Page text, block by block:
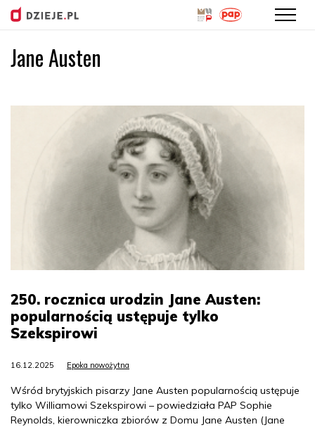
Jane Austen
250. rocznica urodzin Jane Austen:
popularnością ustępuje tylko
Szekspirowi
16.12.2025 Epoka nowożytna
Wśród brytyjskich pisarzy Jane Austen popularnością ustępuje
tylko Williamowi Szekspirowi – powiedziała PAP Sophie
Reynolds, kierowniczka zbiorów z Domu Jane Austen (Jane